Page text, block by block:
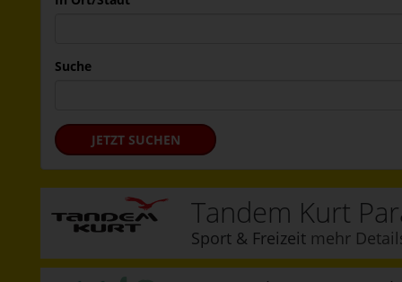
Suche
JETZT SUCHEN
Tandem Kurt
Sport & Freizeit mehr